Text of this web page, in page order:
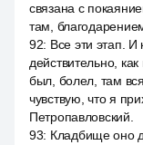
связана с
там,
92: Все эти этап.
действительно,
был, болел, там
чувствую, что я
Петропавловский.
93: Кладбище оно